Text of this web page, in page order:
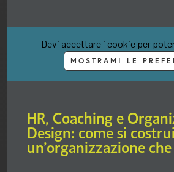
Devi accettare i cookie per
MOSTRAMI LE
HR, Coaching e
Design: come si
un’organizzazione